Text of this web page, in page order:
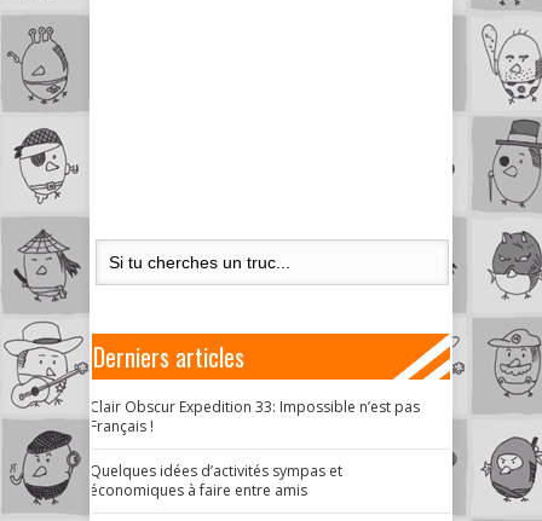
Derniers articles
Clair Obscur Expedition 33: Impossible n’est pas
Français !
Quelques idées d’activités sympas et
économiques à faire entre amis